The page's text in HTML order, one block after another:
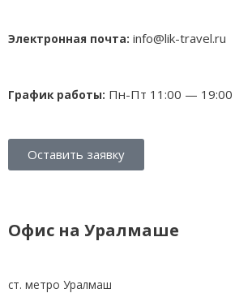
Электронная почта: info@lik-travel.ru
График работы: Пн-Пт 11:00 — 19:00
Оставить заявку
Офис на Уралмаше
ст. метро Уралмаш